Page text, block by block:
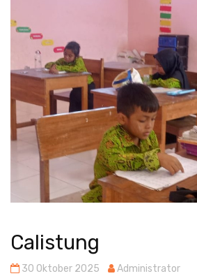
Calistung
30 Oktober 2025 Administrator